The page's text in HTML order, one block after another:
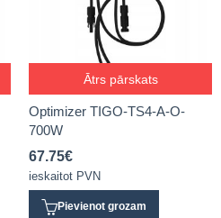
Ātrs pārskats
Optimizer TIGO-TS4-A-O-
700W
67.75€
ieskaitot PVN
Pievienot grozam